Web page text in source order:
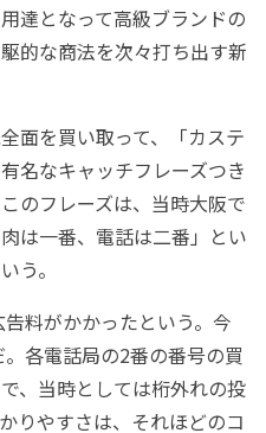
達となって高級ブランドの
的な商法を次々打ち出す新
面を買い取って、「カステ
名なキャッチフレーズつき
のフレーズは、当時大阪で
は一番、電話は二番」とい
う。
料がかかったという。今
各電話局の2番の番号の買
、当時としては桁外れの投
りやすさは、それほどのコ